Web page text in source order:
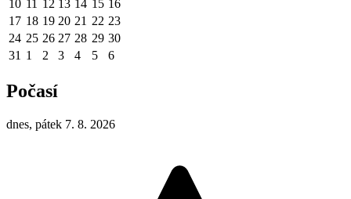
10 11 12 13 14 15 16
17 18 19 20 21 22 23
24 25 26 27 28 29 30
31 1 2 3 4 5 6
Počasí
dnes, pátek 7. 8. 2026